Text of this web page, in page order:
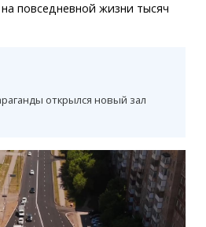
повседневной жизни тысяч
открылся новый зал